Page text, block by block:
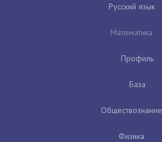
Русский язык
Математика
Профиль
База
Обществознание
Физика